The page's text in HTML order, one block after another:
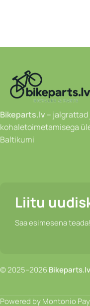
Bikeparts.lv – jalgrattad
kohaletoimetamisega
Baltikumi
Liitu
Saa esimesena
© 2025–2026Bikeparts.lv
Powered by Montonio